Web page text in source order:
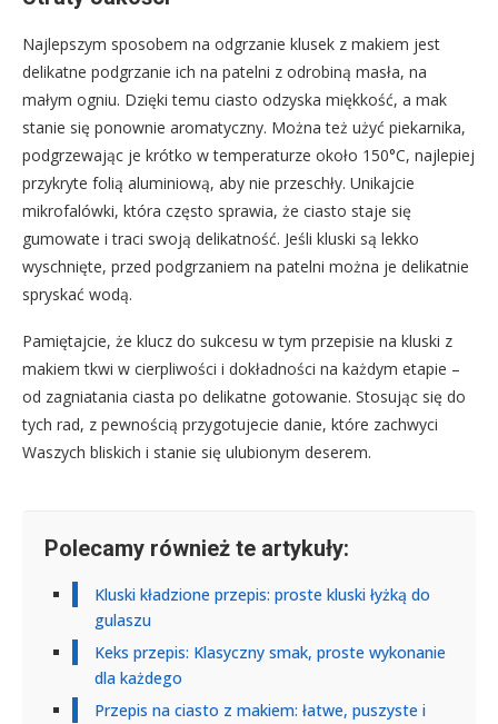
Najlepszym sposobem na odgrzanie klusek z makiem jest
delikatne podgrzanie ich na patelni z odrobiną masła, na
małym ogniu. Dzięki temu ciasto odzyska miękkość, a mak
stanie się ponownie aromatyczny. Można też użyć piekarnika,
podgrzewając je krótko w temperaturze około 150°C, najlepiej
przykryte folią aluminiową, aby nie przeschły. Unikajcie
mikrofalówki, która często sprawia, że ciasto staje się
gumowate i traci swoją delikatność. Jeśli kluski są lekko
wyschnięte, przed podgrzaniem na patelni można je delikatnie
spryskać wodą.
Pamiętajcie, że klucz do sukcesu w tym przepisie na kluski z
makiem tkwi w cierpliwości i dokładności na każdym etapie –
od zagniatania ciasta po delikatne gotowanie. Stosując się do
tych rad, z pewnością przygotujecie danie, które zachwyci
Waszych bliskich i stanie się ulubionym deserem.
Polecamy również te artykuły:
Kluski kładzione przepis: proste kluski łyżką do
gulaszu
Keks przepis: Klasyczny smak, proste wykonanie
dla każdego
Przepis na ciasto z makiem: łatwe, puszyste i